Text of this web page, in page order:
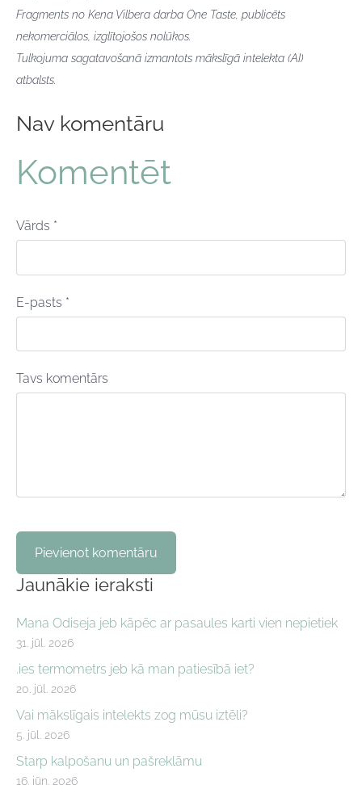
Jaunākie ieraksti
Mana Odiseja jeb kāpēc ar pasaules karti vien nepietiek
31. jūl. 2026
.ies termometrs jeb kā man patiesībā iet?
20. jūl. 2026
Vai mākslīgais intelekts zog mūsu iztēli?
5. jūl. 2026
Starp kalpošanu un pašreklāmu
16. jūn. 2026
Fragments no Kena Vilbera darba One Taste, publicēts
nekomerciālos, izglītojošos nolūkos.
Tulkojuma sagatavošanā izmantots mākslīgā intelekta (AI)
atbalsts.
Nav komentāru
Komentēt
Vārds *
E-pasts *
Tavs komentārs